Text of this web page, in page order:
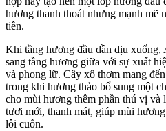
hương thanh thoát nhưng mạnh mẽ
tiên.
Khi tầng hương đầu dần dịu
sang tầng hương giữa với sự xuất
và phong lữ. Cây xô thơm mang
trong khi hương thảo bổ sung một
cho mùi hương thêm phần thú vị và
tươi mới, thanh mát, giúp mùi
lôi cuốn.